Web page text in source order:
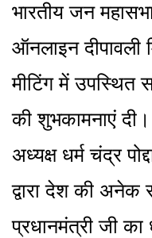
भारतीय जन
ऑनलाइन दीपावली
मीटिंग में उपस्थित
की शुभकामनाएं दी।
अध्यक्ष धर्म चंद्र
द्वारा देश की अनेक
प्रधानमंत्री जी